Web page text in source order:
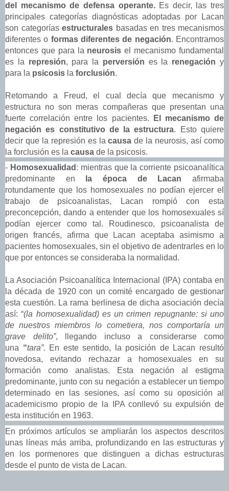
del mecanismo de defensa operante. Es decir, las tres
principales categorías diagnósticas adoptadas por Lacan
son categorías estructurales basadas en tres mecanismos
diferentes o formas diferentes de negación. Encontramos
entonces que para la neurosis el mecanismo fundamental
es la represión, para la perversión es la renegación y
para la psicosis la forclusión.
Retomando a Freud, el cual decía que mecanismo y
estructura no son meras compañeras que presentan una
fuerte correlación entre los pacientes.
El mecanismo de
negación es constitutivo de la estructura. Esto quiere
decir que la represión es lacausa de la neurosis, así como
la forclusión es la causa de la psicosis.
- Homosexualidad : mientras que la corriente psicoanalítica
predominante en
la época de Lacan afirmaba
rotundamente que los homosexuales no podían ejercer el
trabajo de psicoanalistas, Lacan rompió con esta
preconcepción, dando a entender que los homosexuales sí
podían ejercer como tal. Roudinesco, psicoanalista de
origen francés, afirma que Lacan aceptaba asimismo a
pacientes homosexuales, sin el objetivo de adentrarles en lo
que por entonces se consideraba la normalidad.
La Asociación Psicoanalítica Internacional (IPA) contaba en
la década de 1920 con un comité encargado de gestionar
esta cuestión. La rama berlinesa de dicha asociación decía
así: “(la homosexualidad) es un crimen repugnante: si uno
de nuestros miembros lo cometiera, nos comportaría un
grave delito”, llegando incluso a considerarse como
una “tara”. En este sentido, la posición de Lacan resultó
novedosa, evitando rechazar a homosexuales en su
formación como analistas. Esta negación al estigma
predominante, junto con su negación a establecer un tiempo
determinado en las sesiones, así como su oposición al
academicismo propio de la IPA conllevó su expulsión de
esta institución en 1963.
En próximos artículos se ampliarán los aspectos descritos
unas líneas más arriba, profundizando en las estructuras y
en los pormenores que distinguen a dichas estructuras
desde el punto de vista de Lacan.